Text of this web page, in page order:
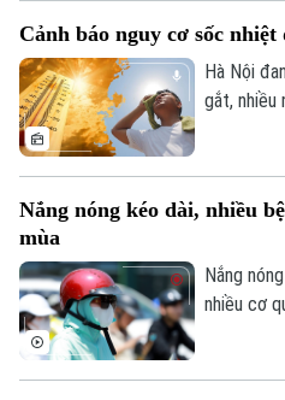
Ẩm thực
Quân sự
Hồ sơ
Người Việt 4 phương
Tin tức
Cafe sáng
Tài chính Ngân hàng
Doanh nghiệp
Nhà đất
Tin tức
Đầu tư
Căn hộ
Đất đai
Kinh nghiệm
Tàu và Xe
Ô tô
Tàu
Xe máy
Thị trường
Giáo dục
Tin tức
Tuyển sinh
Hướng nghiệp
Văn hóa
Tin tức
Làng nghề
Sức khỏe
Y tế
Thể thao
Cảnh báo nguy cơ sốc nhiệt
Hà Nội
gắt, nhiều
ngoài trời.
Nắng nóng kéo dài, nhiều
mùa
Nắng
nhiều cơ